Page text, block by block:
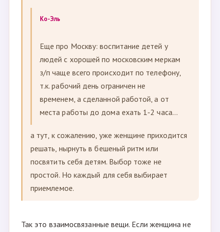
Ко-Эль
Еще про Москву: воспитание детей у
людей с хорошей по московским меркам
з/п чаще всего происходит по телефону,
т.к. рабочий день ограничен не
временем, а сделанной работой, а от
места работы до дома ехать 1-2 часа...
а тут, к сожалению, уже женщине приходится
решать, нырнуть в бешеный ритм или
посвятить себя детям. Выбор тоже не
простой. Но каждый для себя выбирает
приемлемое.
Так это взаимосвязанные вещи. Если женщина не